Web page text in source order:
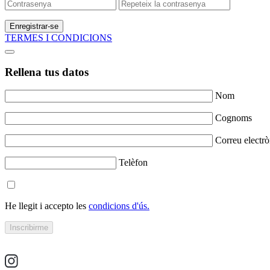
Enregistrar-se
TERMES I CONDICIONS
Rellena tus datos
Nom
Cognoms
Correu
Telèfon
He llegit i accepto les condicions d'ús.